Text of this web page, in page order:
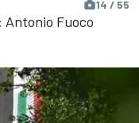
14 / 55
Antonio Fuoco